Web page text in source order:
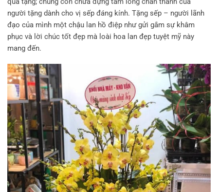
người tặng dành cho vị sếp đáng kính. Tặng sếp – người lãnh
đạo của mình một chậu lan hồ điệp như gửi gắm sự khâm
phục và lời chúc tốt đẹp mà loài hoa lan đẹp tuyệt mỹ này
mang đến.